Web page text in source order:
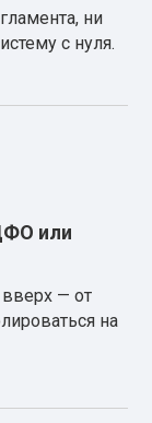
ни
с нуля.
или
— от
на